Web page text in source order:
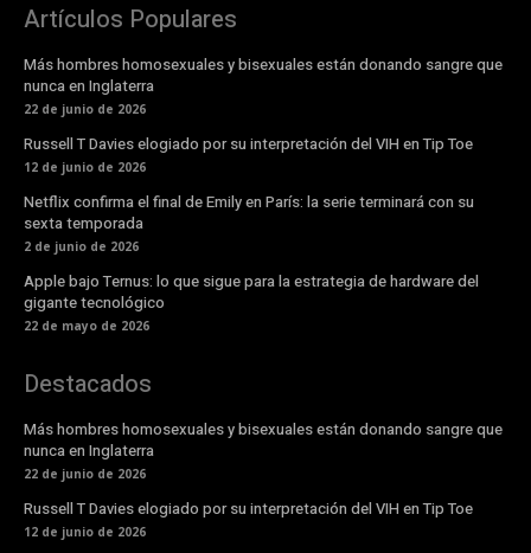
Artículos Populares
Más hombres homosexuales y bisexuales están donando sangre que
nunca en Inglaterra
22 de junio de 2026
Russell T Davies elogiado por su interpretación del VIH en Tip Toe
12 de junio de 2026
Netflix confirma el final de Emily en París: la serie terminará con su
sexta temporada
2 de junio de 2026
Apple bajo Ternus: lo que sigue para la estrategia de hardware del
gigante tecnológico
22 de mayo de 2026
Destacados
Más hombres homosexuales y bisexuales están donando sangre que
nunca en Inglaterra
22 de junio de 2026
Russell T Davies elogiado por su interpretación del VIH en Tip Toe
12 de junio de 2026